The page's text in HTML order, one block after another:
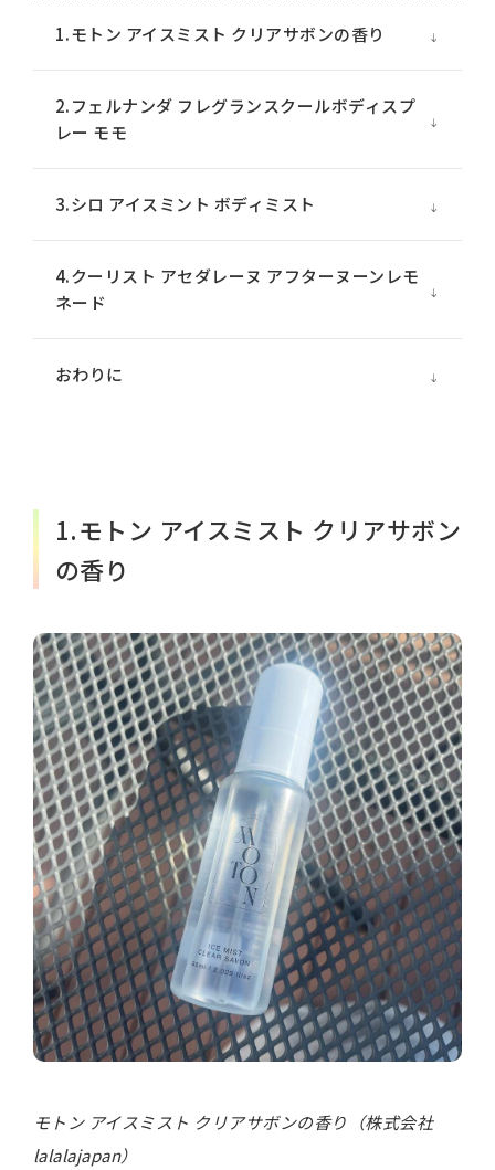
1.モトン アイスミスト クリアサボンの香り
2.フェルナンダ フレグランスクールボディスプ
レー モモ
3.シロ アイスミント ボディミスト
4.クーリスト アセダレーヌ アフターヌーンレモ
ネード
おわりに
1.モトン アイスミスト クリアサボン
の香り
モトン アイスミスト クリアサボンの香り（株式会社
lalalajapan）